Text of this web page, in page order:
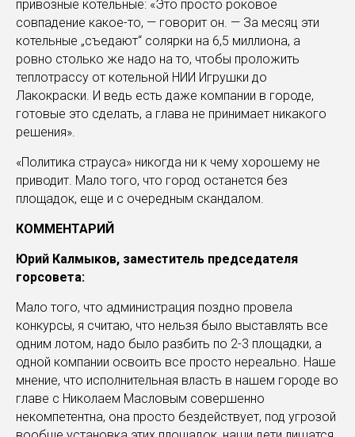
привозные котельные: «Это просто роковое
совпадение какое-то, — говорит он. — За месяц эти
котельные „съедают“ солярки на 6,5 миллиона, а
ровно столько же надо на то, чтобы проложить
теплотрассу от котельной НИИ Игрушки до
Лакокраски. И ведь есть даже компании в городе,
готовые это сделать, а глава не принимает никакого
решения».
«Политика страуса» никогда ни к чему хорошему не
приводит. Мало того, что город останется без
площадок, еще и с очередным скандалом.
КОММЕНТАРИЙ
Юрий Калмыков, заместитель председателя
горсовета:
Мало того, что администрация поздно провела
конкурсы, я считаю, что нельзя было выставлять все
одним лотом, надо было разбить по 2-3 площадки, а
одной компании освоить все просто нереально. Наше
мнение, что исполнительная власть в нашем городе во
главе с Николаем Масловым совершенно
некомпетентна, она просто бездействует, под угрозой